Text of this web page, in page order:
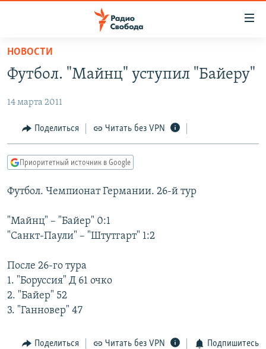
упрощенного
доступа
содержанию
Вернутся
навигации
поиску
ПРОГРАММЫ
ПОДКАСТЫ
АВТОРСКИЕ ПРОЕКТЫ
ЦИТАТЫ СВОБОДЫ
КУЛЬТУРА
IDEL.РЕАЛИИ
КАВКАЗ.РЕАЛИИ
СЕВЕР.РЕАЛИИ
РАСПИСАНИЕ ВЕЩАНИЯ
ПОДПИШИТЕСЬ НА РАССЫЛКУ
НОВОСТИ
Футбол. "Майнц" уступил "Байеру"
14 марта 2011
Поделиться Читать без VPN
Приоритетный источник в Google
Футбол. Чемпионат Германии. 26-й тур
"Майнц" – "Байер" 0:1
"Санкт-Паули" – "Штутгарт" 1:2
После 26-го тура
1. "Боруссия" Д 61 очко
2. "Байер" 52
3. "Ганновер" 47
Поделиться Читать без VPN Подпишитесь